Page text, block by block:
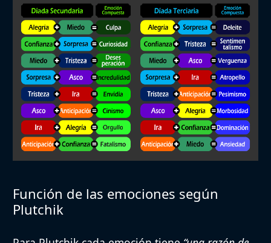
Función de las emociones según
Plutchik